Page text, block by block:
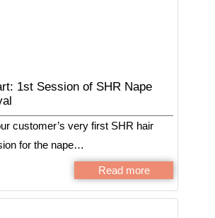
1st Session of SHR Nape
customer’s very first SHR hair
for the nape…
Read more